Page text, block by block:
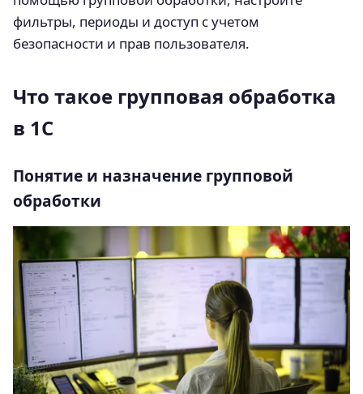
фильтры, периоды и доступ с учетом
безопасности и прав пользователя.
Что такое групповая обработка
в 1С
Понятие и назначение групповой
обработки